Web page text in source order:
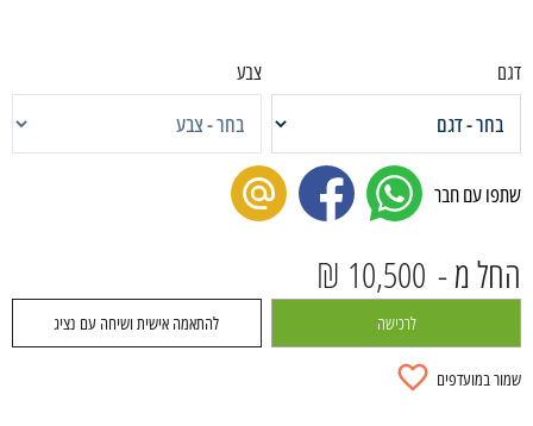
דגם צבע
שתפו עם חבר
החל מ - 10,500 ₪
לרכישה להתאמה אישית ושיחה עם נציג
שמור במועדפים